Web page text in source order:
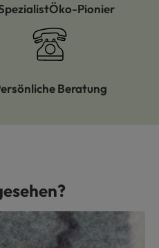
Öko-Pionier
Beratung